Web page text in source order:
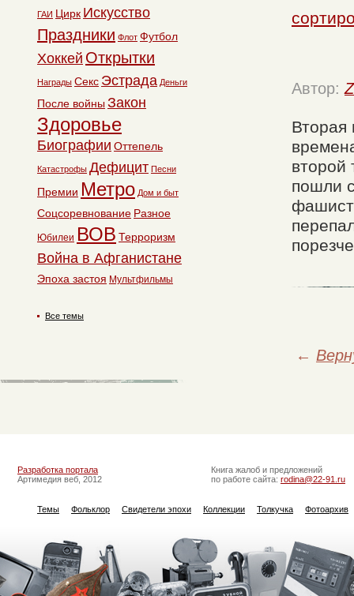
Автор:
Вторая
второй
пошли
←
ГАИ Цирк Искусство
Праздники Флот Футбол
Хоккей Открытки
Награды Секс Эстрада Деньги
После войны Закон
Здоровье
Биографии Оттепель
Катастрофы Дефицит Песни
Премии Метро Дом и быт
Соцсоревнование Разное
Юбилеи ВОВ Терроризм
Война в Афганистане
Эпоха застоя Мультфильмы
Все темы
Разработка портала
Артимедия веб, 2012
Книга жалоб и предложений
по работе сайта: rodina@22-91.ru
Темы Фольклор Свидетели эпохи Коллекции Толкучка Фотоархив